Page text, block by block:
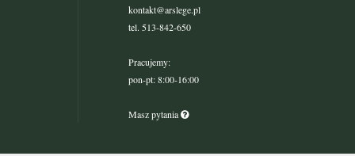
kontakt@arslege.pl
tel. 513-842-650
Pracujemy:
pon-pt: 8:00-16:00
Masz pytania